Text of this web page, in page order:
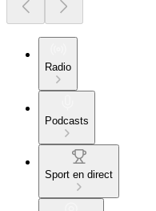
Radio
Podcasts
Sport en direct